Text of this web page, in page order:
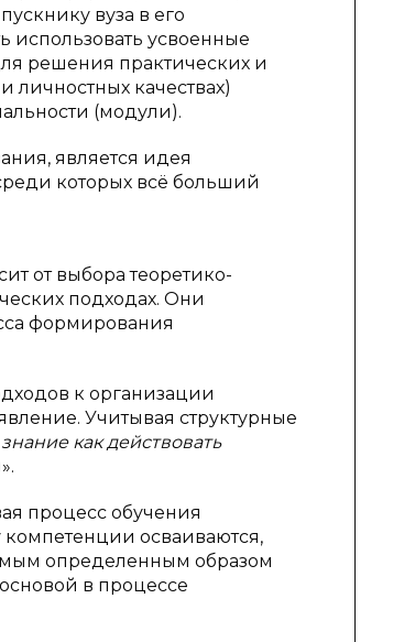
вуза в его
усвоенные
решения практических и
личностных качествах)
(модули).
является идея
которых всё больший
от выбора теоретико-
подходах. Они
формирования
к организации
Учитывая структурные
знание как действовать
процесс обучения
компетенции осваиваются,
определенным образом
в процессе